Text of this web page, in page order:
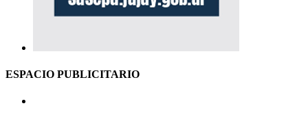
ESPACIO PUBLICITARIO